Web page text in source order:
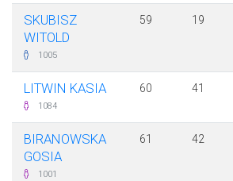
SKUBISZ
WITOLD
1005
59 19
LITWIN KASIA
1084
60 41
BIRANOWSKA
GOSIA
1001
61 42